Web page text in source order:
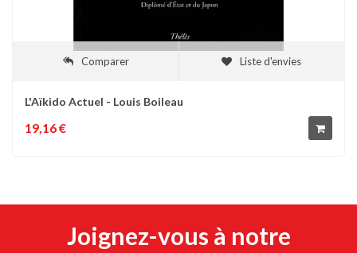
Comparer Liste d'envies
L'Aïkido Actuel - Louis Boileau
19,16 €
Joignez-vous à notre